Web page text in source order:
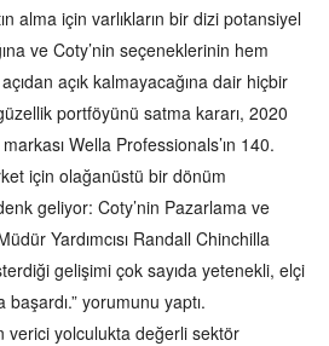
alma için varlıkların bir dizi potansiyel
ve Coty’nin seçeneklerinin hem
açık kalmayacağına dair hiçbir
portföyünü satma kararı, 2020
Wella Professionals’ın 140.
için olağanüstü bir dönüm
geliyor: Coty’nin Pazarlama ve
Yardımcısı Randall Chinchilla
gelişimi çok sayıda yetenekli, elçi
başardı.” yorumunu yaptı.
verici yolculukta değerli sektör